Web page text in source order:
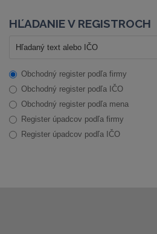
HĽADANIE V REGISTROCH
Obchodný register podľa firmy
Obchodný register podľa IČO
Obchodný register podľa mena
Register úpadcov podľa firmy
Register úpadcov podľa IČO